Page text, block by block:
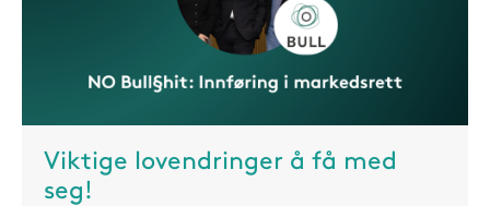
Viktige lovendringer å få med
seg!